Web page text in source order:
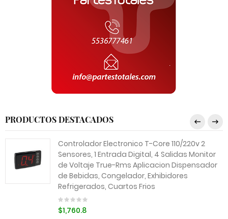
PRODUCTOS DESTACADOS
Controlador Electronico T-Core 110/220v 2
Sensores, 1 Entrada Digital, 4 Salidas Monitor
de Voltaje True-Rms Aplicacion Dispensador
de Bebidas, Congelador, Exhibidores
Refrigerados, Cuartos Frios
$1,760.8